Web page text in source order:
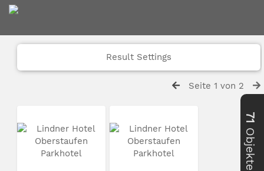
Result Settings
Seite 1 von 2
71
Objekte